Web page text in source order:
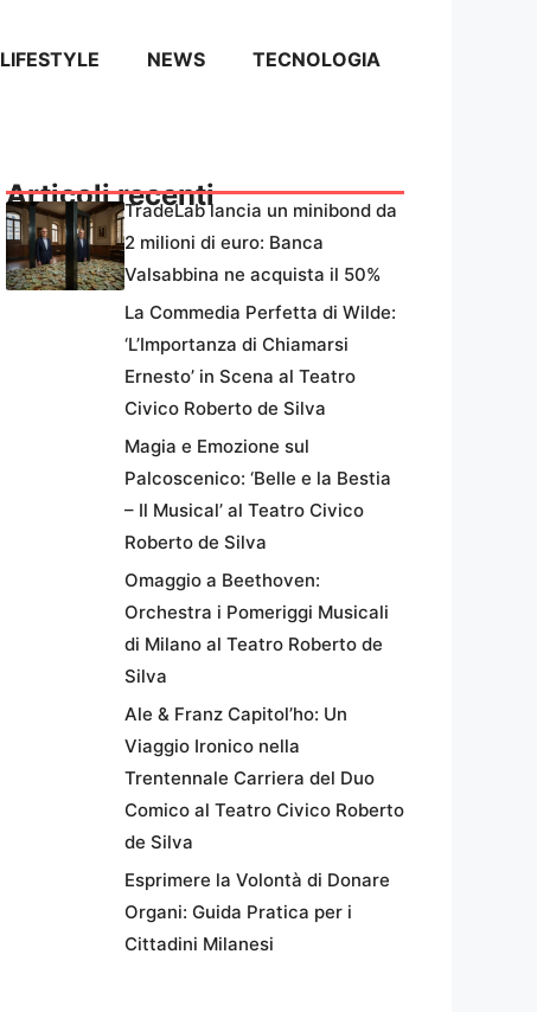
LIFESTYLE NEWS TECNOLOGIA
Articoli recentiTradeLab lancia un minibond da
2 milioni di euro: Banca
Valsabbina ne acquista il 50%
La Commedia Perfetta di Wilde:
‘L’Importanza di Chiamarsi
Ernesto’ in Scena al Teatro
Civico Roberto de Silva
Magia e Emozione sul
Palcoscenico: ‘Belle e la Bestia
– Il Musical’ al Teatro Civico
Roberto de Silva
Omaggio a Beethoven:
Orchestra i Pomeriggi Musicali
di Milano al Teatro Roberto de
Silva
Ale & Franz Capitol’ho: Un
Viaggio Ironico nella
Trentennale Carriera del Duo
Comico al Teatro Civico Roberto
de Silva
Esprimere la Volontà di Donare
Organi: Guida Pratica per i
Cittadini Milanesi